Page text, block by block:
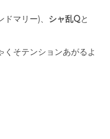
マリー)、 シャ乱Qと
くそテンションあがるよ